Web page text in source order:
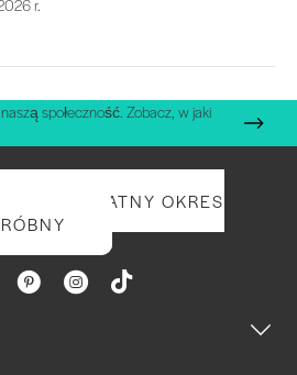
r.
społeczność. Zobacz, w jaki
BEZPŁATNY OKRES